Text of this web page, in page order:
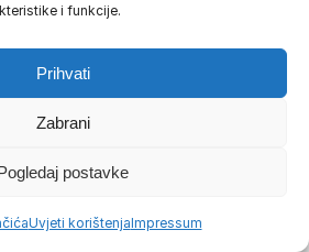
i funkcije.
Prihvati
Zabrani
postavke
Uvjeti korištenjaImpressum
konobarica